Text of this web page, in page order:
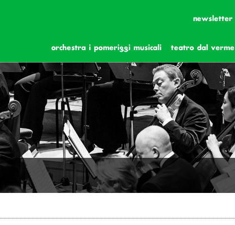
newsletter
orchestra i pomeriggi musicali teatro dal verme